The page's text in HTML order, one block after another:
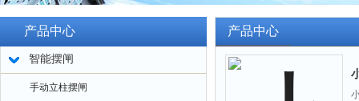
产品中心
智能摆闸
手动立柱摆闸
产品中心